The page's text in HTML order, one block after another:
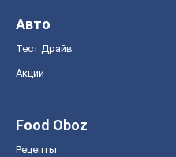
Авто
Тест Драйв
Акции
Food Oboz
Рецепты